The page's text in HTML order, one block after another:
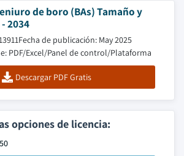
de boro (BAs) Tamaño y
2034
Fecha de publicación: May 2025
PDF/Excel/Panel de control/Plataforma
Descargar PDF Gratis
opciones de licencia: